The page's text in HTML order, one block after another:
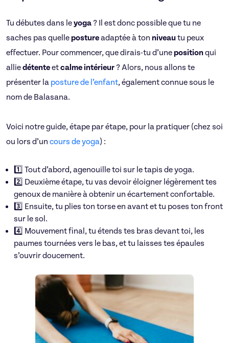
Tu débutes dans leyoga ? Il est donc possible que tu ne
saches pas quellepostureadaptée à ton niveautu peux
effectuer. Pour commencer, que dirais-tu d’unepositionqui
alliedétenteetcalme intérieur ? Alors, nous allons te
présenter la posture de l’enfant, également connue sous le
nom de Balasana.
Voici notre guide, étape par étape, pour la pratiquer (chez soi
ou lors d’un cours de yoga) :
1️⃣ Tout d’abord, agenouille toi sur le tapis de yoga.
2️⃣ Deuxième étape, tu vas devoir éloigner légèrement tes
genoux de manière à obtenir un écartement confortable.
3️⃣ Ensuite, tu plies ton torse en avant et tu poses ton front
sur le sol.
4️⃣ Mouvement final, tu étends tes bras devant toi, les
paumes tournées vers le bas, et tu laisses tes épaules
s’ouvrir doucement.